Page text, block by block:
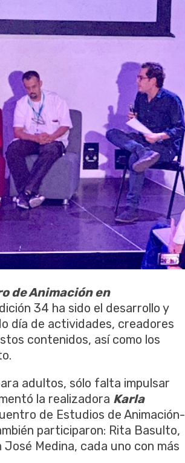
de Animación en
34 ha sido el desarrollo y
día de actividades, creadores
contenidos, así como los
adultos, sólo falta impulsar
la realizadora Karla
de Estudios de Animación-
participaron: Rita Basulto,
Medina, cada uno con más